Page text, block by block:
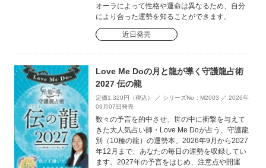
オーラによって性格や運命は異なるため、自分
により合った運勢を知ることができます。
近日発売
Love Me Doの月と龍が導く守護龍占術
2027 伝の龍
定価1,320円（税込） ／ シリーズNo：M2003 ／ 2026年
09月07日発売
数々の予言を的中させ、世の中に衝撃を与えて
きた大人気占い師・Love Me Doが占う、守護龍
別（10種の龍）の運勢本。2026年9月から2027
年12月まで、あなたの毎日の運勢を収録してい
ます。2027年の予言をはじめ、注意点や開運